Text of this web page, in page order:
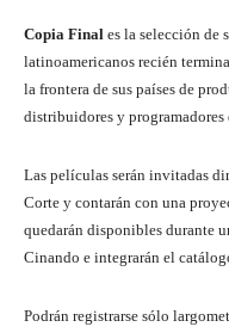
Copia Final es la selección de
latinoamericanos recién
la frontera de sus países de
distribuidores y
Las películas serán invitadas
Corte y contarán con una
quedarán disponibles durante
Cinando e integrarán el
Podrán registrarse sólo